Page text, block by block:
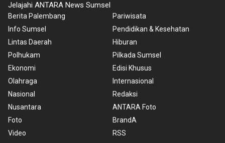
Jelajahi ANTARA News Sumsel
Berita Palembang
Info Sumsel
Lintas Daerah
Polhukam
Ekonomi
Olahraga
Nasional
Nusantara
Foto
Video
Pariwisata
Pendidikan & Kesehatan
Hiburan
Pilkada Sumsel
Edisi Khusus
Internasional
Redaksi
ANTARA Foto
BrandA
RSS